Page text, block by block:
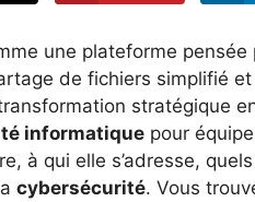
une plateforme pensée
de fichiers simplifié
stratégique
informatique pour
à qui elle s’adresse,
cybersécurité. Vous